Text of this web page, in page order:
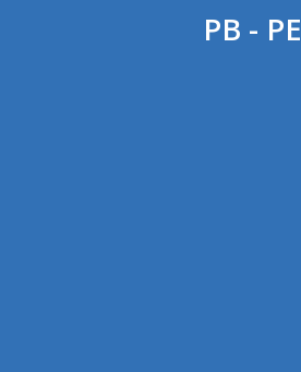
PB - PE